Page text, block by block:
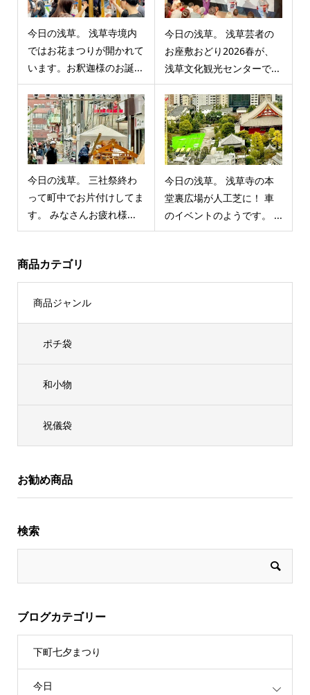
今日の浅草。 浅草寺境内
ではお花まつりが開かれて
います。お釈迦様のお誕...
今日の浅草。 浅草芸者の
お座敷おどり2026春が、
浅草文化観光センターで...
今日の浅草。 三社祭終わ
って町中でお片付けしてま
す。 みなさんお疲れ様...
今日の浅草。 浅草寺の本
堂裏広場が人工芝に！ 車
のイベントのようです。 ...
商品カテゴリ
商品ジャンル
ポチ袋
和小物
祝儀袋
お勧め商品
検索
ブログカテゴリー
下町七夕まつり
今日